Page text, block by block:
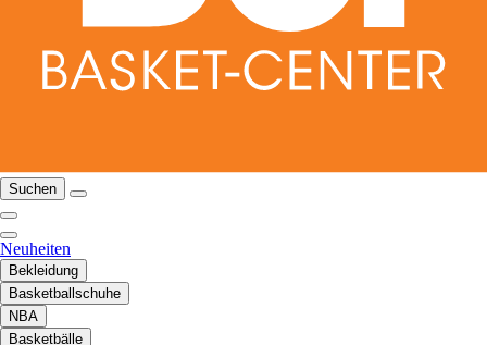
Suchen
Neuheiten
Bekleidung
Basketballschuhe
NBA
Basketbälle